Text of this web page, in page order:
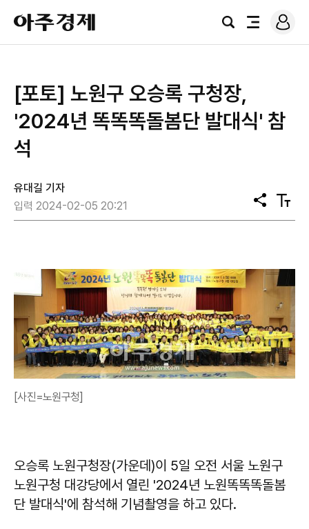
아
주
경
검
전
로
그
[포토] 노원구 오승록 구청장,
'2024년 똑똑똑돌봄단 발대식' 참
석
유대길 기자
입력 2024-02-05 20:21
공
유
텍
스
[사진=노원구청]
오승록 노원구청장(가운데)이 5일 오전 서울 노원구
노원구청 대강당에서 열린 '2024년 노원똑똑똑돌봄
단 발대식'에 참석해 기념촬영을 하고 있다.